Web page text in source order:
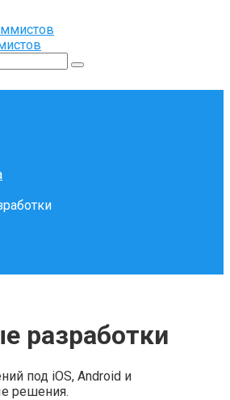
разработки
под iOS, Android и
решения.